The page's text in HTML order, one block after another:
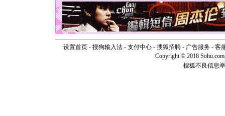
如意,快
[元旦]看
断电。爱
你是我专
[元旦]如
起；二是
离。水晶
[元旦]当
设置首页- 搜狗输入法- 支付中心- 搜狐招聘- 广告服务- 客
Copyright © 2018
搜狐不良信息